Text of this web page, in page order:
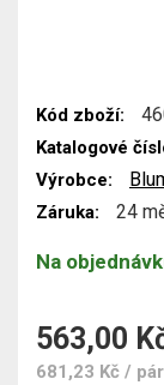
Kód zboží:
Katalogové
Výrobce:
Záruka: 24
Na
563,00
681,23 Kč / pár